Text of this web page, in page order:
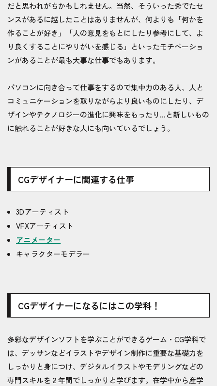
だと思われがちかもしれません。当然、そういった秀でたセ
ンスがあるに越したことはありませんが、何よりも「何かを
作ることが好き」「人の意見をもとにしたり参考にして、よ
り良くすることにやりがいを感じる」といったモチベーショ
ンがあることが最も大事な仕事でもあります。
パソコンに向き合って仕事をするので集中力のある人、人と
コミュニケーションを取りながらより良いものにしたり、デ
ザインやテクノロジーの進化に興味をもったり...と新しいもの
に触れることが好きな人にも向いているでしょう。
CGデザイナーに関連する仕事
3Dアーティスト
VFXアーティスト
アニメーター
キャラクターモデラー
CGデザイナーになるにはこの学科！
多彩なデザインソフトを学ぶことができるゲーム・CG学科で
は、デッサンなどイラストやデザイン制作に重要な基礎力を
しっかりと身につけ、デジタルイラストやモデリングなどの
専門スキルを２年間でしっかりと学びます。在学中から産学